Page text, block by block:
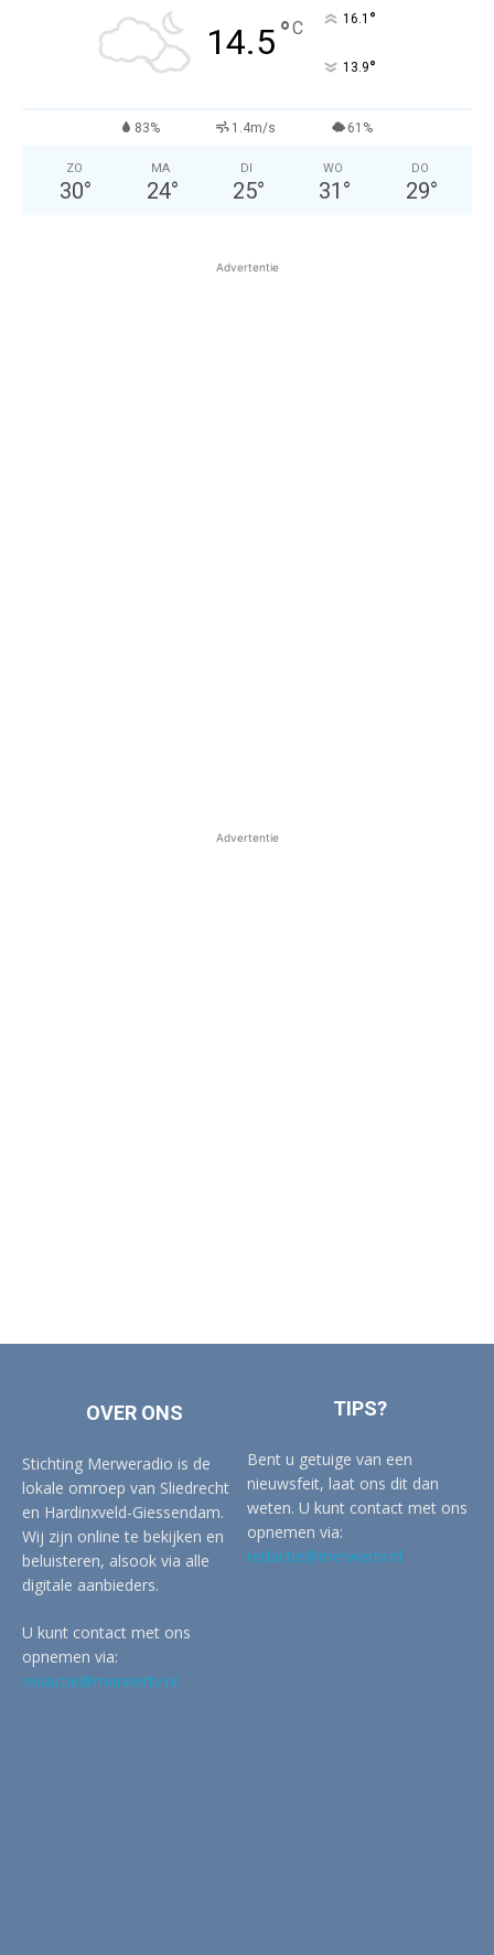
14.5°C 16.1 °
13.9°
83% 1.4m/s 61%
ZO
30°
MA
24°
DI
25°
WO
31 °
DO
29°
Advertentie
Advertentie
OVER ONS
Stichting Merweradio is de
lokale omroep van Sliedrecht
en Hardinxveld-Giessendam.
Wij zijn online te bekijken en
beluisteren, alsook via alle
digitale aanbieders.
U kunt contact met ons
opnemen via:
redactie@merwertv.nl
TIPS?
Bent u getuige van een
nieuwsfeit, laat ons dit dan
weten. U kunt contact met ons
opnemen via:
redactie@merwertv.nl